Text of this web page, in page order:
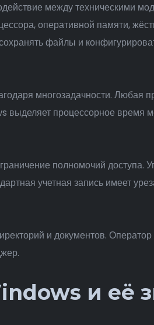
между техническими
оперативной памяти,
файлы и
многозадачности. Любая
выделяет процессорное время
полномочий
учетная запись имеет
и документов.
и её